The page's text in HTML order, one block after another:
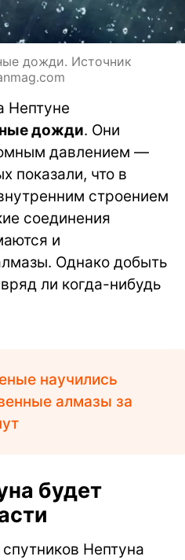
дожди. Источник
Нептуне
дожди. Они
давлением —
показали, что в
строением
соединения
и
Однако добыть
ли когда-нибудь
научились
алмазы за
будет
спутников Нептуна